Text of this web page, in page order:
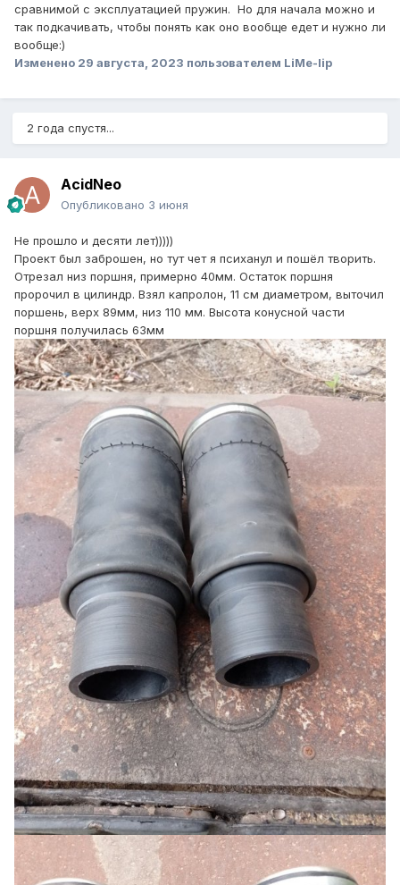
сравнимой с эксплуатацией пружин. Но для начала можно и
так подкачивать, чтобы понять как оно вообще едет и нужно ли
вообще:)
Изменено 29 августа, 2023 пользователем LiMe-lip
2 года спустя...
AcidNeo
Опубликовано 3 июня
Не прошло и десяти лет)))))
Проект был заброшен, но тут чет я психанул и пошёл творить.
Отрезал низ поршня, примерно 40мм. Остаток поршня
пророчил в цилиндр. Взял капролон, 11 см диаметром, выточил
поршень, верх 89мм, низ 110 мм. Высота конусной части
поршня получилась 63мм